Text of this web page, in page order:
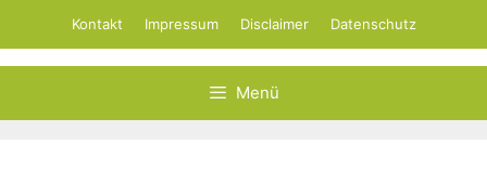
springen
Kontakt Impressum Disclaimer Datenschutz
Menü